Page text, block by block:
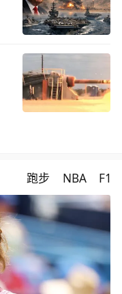
跑步 NBA F1